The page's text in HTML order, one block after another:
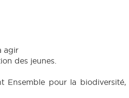
agir
des jeunes.
Ensemble pour la